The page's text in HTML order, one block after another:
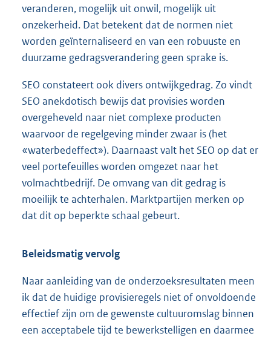
veranderen, mogelijk uit onwil, mogelijk uit
onzekerheid. Dat betekent dat de normen niet
worden geïnternaliseerd en van een robuuste en
duurzame gedragsverandering geen sprake is.
SEO constateert ook divers ontwijkgedrag. Zo vindt
SEO anekdotisch bewijs dat provisies worden
overgeheveld naar niet complexe producten
waarvoor de regelgeving minder zwaar is (het
«waterbedeffect»). Daarnaast valt het SEO op dat er
veel portefeuilles worden omgezet naar het
volmachtbedrijf. De omvang van dit gedrag is
moeilijk te achterhalen. Marktpartijen merken op
dat dit op beperkte schaal gebeurt.
Beleidsmatig vervolg
Naar aanleiding van de onderzoeksresultaten meen
ik dat de huidige provisieregels niet of onvoldoende
effectief zijn om de gewenste cultuuromslag binnen
een acceptabele tijd te bewerkstelligen en daarmee